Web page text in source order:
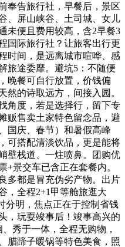
奉告旅行社，早餐后，景区
、屏山峡谷、土司城、女儿
未便且费用较高，含2早餐3
国际旅行社？让旅客出行更
时间，是远离城市喧哗、感
旅途委靡。避坑5：不随便
晚餐可自行放置，价钱偏
然的诗取远方，间接入园。
角度，若是选择行，留下专
贩售卖土家特色留念品，避
国庆、春节）和暑假高峰
可搭配清淡饮品，更是能将
壁栈道、一炷喷鼻。团购优
+景交车已含正在套餐内。
多都是冒充伪劣产物。出片
，全程2+1甲等舱旅逛大
分明，焦点正在于控制省钱
玩耍竣事后！竣事高兴的
秀于一体，全程无购物，
腊蹄子暖锅等特色美食，照